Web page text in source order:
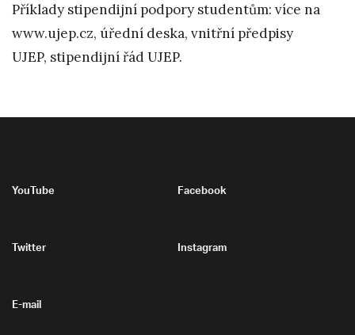
Příklady stipendijní podpory studentům: více na
www.ujep.cz, úřední deska, vnitřní předpisy
UJEP, stipendijní řád UJEP.
YouTube Facebook
Twitter Instagram
E-mail